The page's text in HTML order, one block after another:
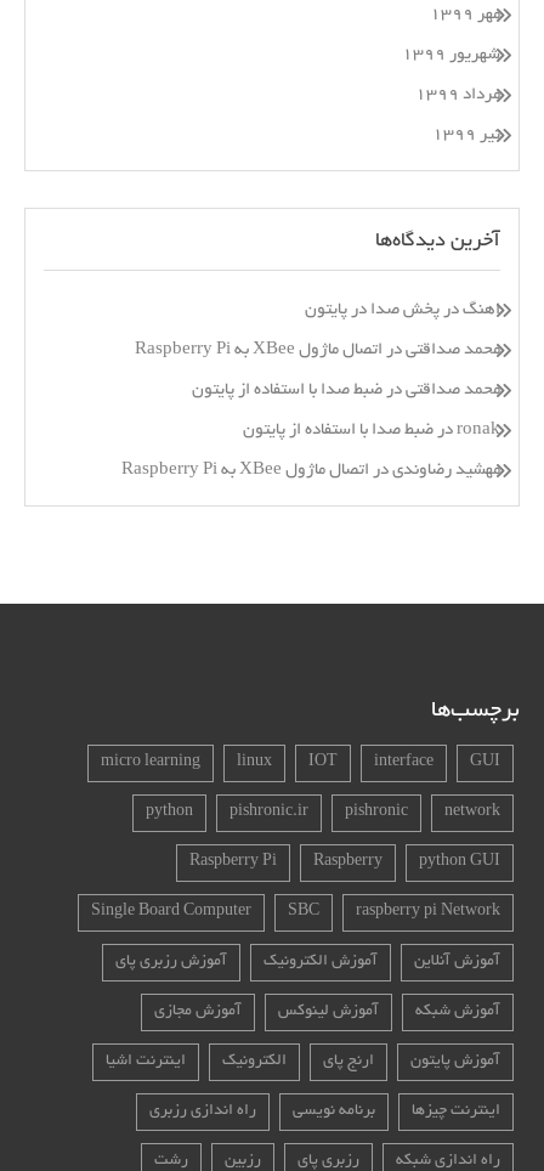
مهر ۱۳۹۹
شهریور ۱۳۹۹
مرداد ۱۳۹۹
تیر ۱۳۹۹
آخرین دیدگاه‌ها
اهنگ در پخش صدا در پایتون
محمد صداقتی در اتصال ماژول XBee به Raspberry Pi
محمد صداقتی در ضبط صدا با استفاده از پایتون
ronak در ضبط صدا با استفاده از پایتون
مهشید رضاوندی در اتصال ماژول XBee به Raspberry Pi
برچسب‌ها
GUI
interface
IOT
linux
micro learning
network
pishronic
pishronic.ir
python
python GUI
Raspberry
Raspberry Pi
raspberry pi Network
SBC
Single Board Computer
آموزش آنلاین آموزش الکترونیک آموزش رزبری پای
آموزش شبکه آموزش لینوکس آموزش مجازی
آموزش پایتون ارنج پای الکترونیک اینترنت اشیا
اینترنت چیزها برنامه نویسی راه اندازی رزبری
راه اندازی شبکه رزبری پای رزبین رشت